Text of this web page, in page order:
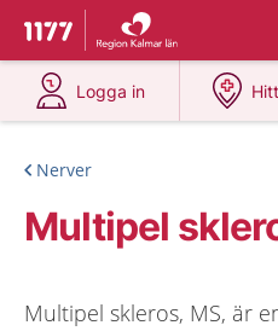
Till startsidan för 1177
Du har valt region
Logga in
på 1177.se
Nerver
Multipel
Multipel skleros, MS, är